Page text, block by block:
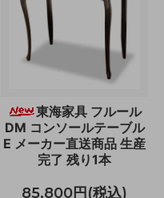
東海家具 フルール
DM コンソールテーブル
E メーカー直送商品 生産
完了 残り1本
85,800円(税込)